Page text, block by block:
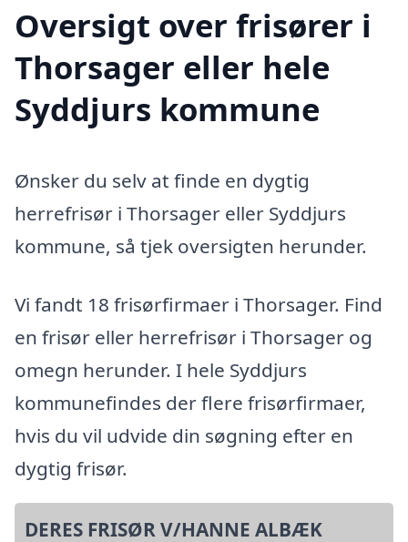
Oversigt over frisører i
Thorsager eller hele
Syddjurs kommune
Ønsker du selv at finde en dygtig
herrefrisør i Thorsager eller Syddjurs
kommune, så tjek oversigten herunder.
Vi fandt 18 frisørfirmaer i Thorsager. Find
en frisør eller herrefrisør i Thorsager og
omegn herunder. I hele Syddjurs
kommunefindes der flere frisørfirmaer,
hvis du vil udvide din søgning efter en
dygtig frisør.
DERES FRISØR V/HANNE ALBÆK